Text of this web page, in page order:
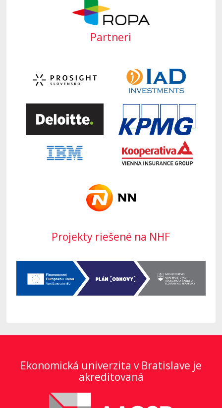
Partneri
Projekty riešené na NHF
Ekonomická univerzita v Bratislave je
akreditovaná